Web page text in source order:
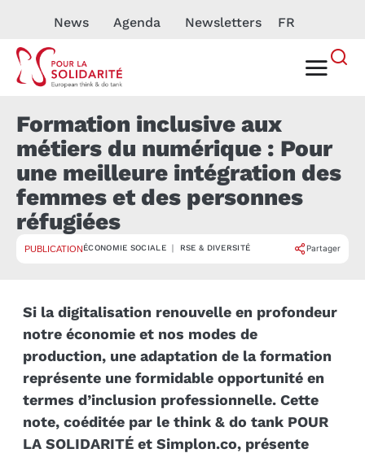
News Agenda Newsletters FR
Formation inclusive aux
métiers du numérique : Pour
une meilleure intégration des
femmes et des personnes
réfugiées
PUBLICATIONÉCONOMIE SOCIALE ｜ RSE & DIVERSITÉ Partager
Si la digitalisation renouvelle en profondeur
notre économie et nos modes de
production, une adaptation de la formation
représente une formidable opportunité en
termes d’inclusion professionnelle. Cette
note, coéditée par le think & do tank POUR
LA SOLIDARITÉ et Simplon.co, présente